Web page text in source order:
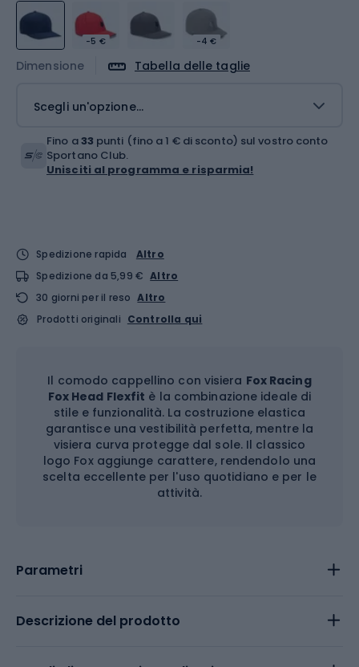
-5 € -4 €
Dimensione Tabella delle taglie
Scegli un'opzione...
Fino a33 punti (fino a 1 € di sconto) sul vostro conto
Sportano Club.
Unisciti al programma e risparmia!
Spedizione rapida
Altro
Spedizione da 5,99 € Altro
30 giorni per il reso Altro
Prodotti originali Controlla qui
Il comodo cappellino con visiera Fox Racing
Fox Head Flexfit è la combinazione ideale di
stile e funzionalità. La costruzione elastica
garantisce una vestibilità perfetta, mentre la
visiera curva protegge dal sole. Il classico
logo Fox aggiunge carattere, rendendolo una
scelta eccellente per l'uso quotidiano e per le
attività.
Parametri
Descrizione del prodotto